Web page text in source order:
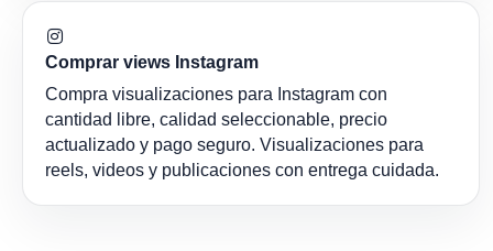
Comprar views Instagram
Compra visualizaciones para Instagram con
cantidad libre, calidad seleccionable, precio
actualizado y pago seguro. Visualizaciones para
reels, videos y publicaciones con entrega cuidada.